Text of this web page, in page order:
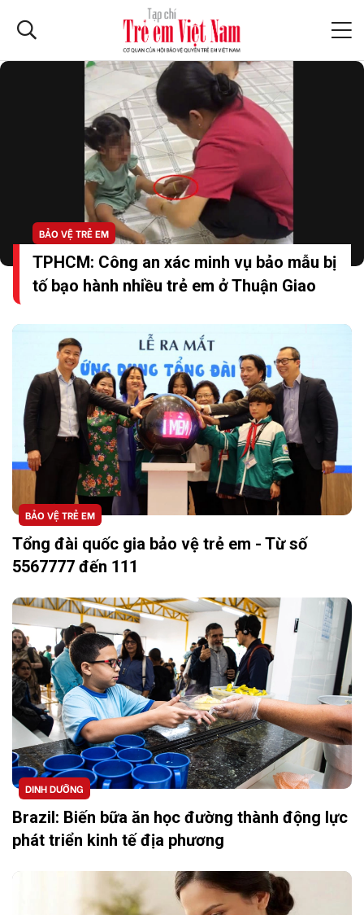
BẢO VỆ TRẺ EM
TPHCM: Công an xác minh vụ bảo mẫu bị
tố bạo hành nhiều trẻ em ở Thuận Giao
BẢO VỆ TRẺ EM
Tổng đài quốc gia bảo vệ trẻ em - Từ số
5567777 đến 111
DINH DƯỠNG
Brazil: Biến bữa ăn học đường thành động lực
phát triển kinh tế địa phương